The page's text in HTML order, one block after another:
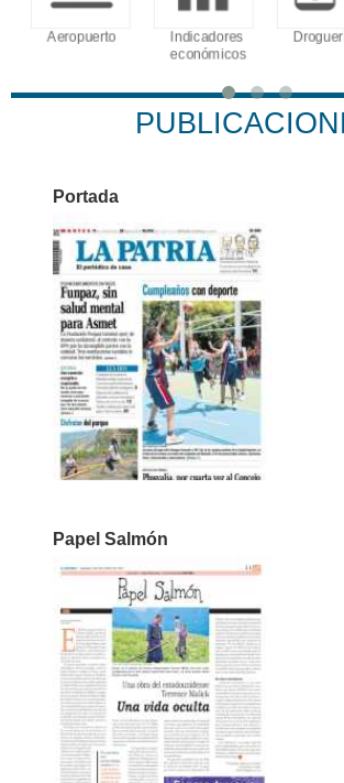
Aeropuerto
Indicadores
económicos
Droguerías
Portada
Papel Salmón